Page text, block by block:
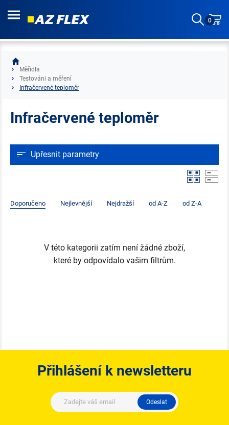
0
Měřidla
Testováni a měření
Infračervené teploměr
Infračervené teploměr
Upřesnit parametry
Doporučeno Nejlevnější Nejdražší od A-Z od Z-A
V této kategorii zatím není žádné zboží,
které by odpovídalo vašim filtrům.
Přihlášení k newsletteru
Odeslat